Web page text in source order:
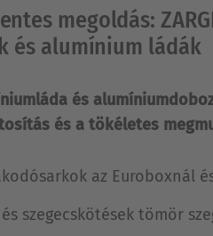
megoldás:
és alumínium ládák
és
és a tökéletes
az Euroboxnál
szegecskötések tömör